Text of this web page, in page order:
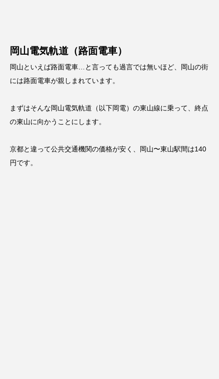
岡山電気軌道（路面電車）
岡山といえば路面電車…と言っても過言では無いほど、岡山の街
には路面電車が親しまれています。
まずはそんな岡山電気軌道（以下岡電）の東山線に乗って、終点
の東山に向かうことにします。
京都と違って公共交通機関の価格が安く、岡山〜東山駅間は140
円です。